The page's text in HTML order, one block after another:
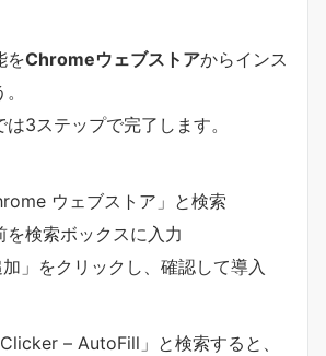
をChromeウェブストアからインス
3ステップで完了します。
ウェブストア」と検索
を検索ボックスに入力
」をクリックし、確認して導入
– AutoFill」と検索すると、